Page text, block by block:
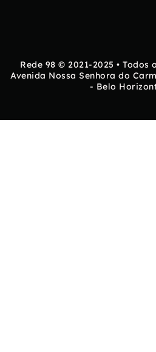
Rede 98 © 2021-2025 •
Avenida Nossa Senhora do
- Belo